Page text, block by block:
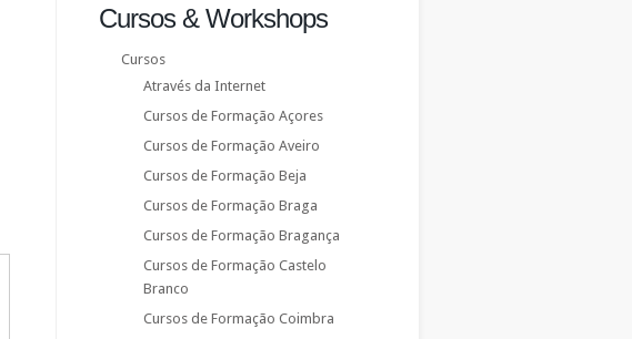
Cursos & Workshops
Cursos
Através da Internet
Cursos de Formação Açores
Cursos de Formação Aveiro
Cursos de Formação Beja
Cursos de Formação Braga
Cursos de Formação Bragança
Cursos de Formação Castelo
Branco
Cursos de Formação Coimbra